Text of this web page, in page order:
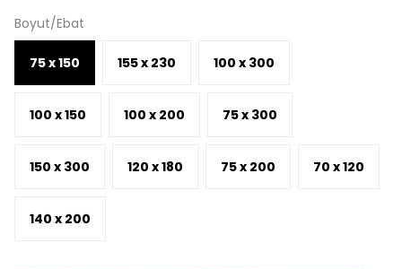
Boyut/Ebat
75 x 150 155 x 230 100 x 300
100 x 150 100 x 200 75 x 300
150 x 300 120 x 180 75 x 200 70 x 120
140 x 200